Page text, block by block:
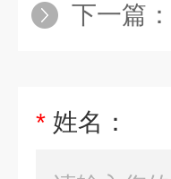
下一篇：
* 姓名：